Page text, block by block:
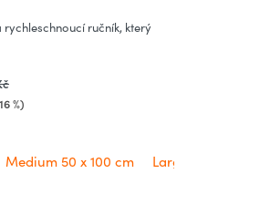
%)
rychleschnoucí ručník, který
Medium 50 x 100 cm Large 60 x 120 cm